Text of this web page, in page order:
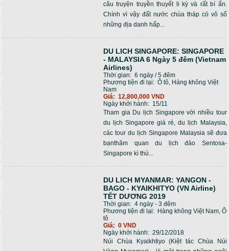
câu truyện truyền thuyết li kỳ và rất bí ẩn.
Chính vì vậy đất nước chùa tháp có vô số
những địa danh hấp...
DU LICH SINGAPORE: SINGAPORE
- MALAYSIA 6 Ngày 5 đêm (Vietnam
Airlines)
Thời gian: 6 ngày / 5 đêm
Phương tiện đi lại: Ô tô, Hàng không Việt
Nam
Giá: 12,800,000 VND
Ngày khởi hành: 15/11
Tham gia Du lịch Singapore với nhiều tour
du lịch Singapore giá rẻ, du lịch Malaysia,
các tour du lịch Singapore Malaysia sẽ đưa
bạnthăm quan du lịch đảo Sentosa-
Singapore kì thú...
DU LICH MYANMAR: YANGON -
BAGO - KYAIKHITYO (VN Airline)
TẾT DƯƠNG 2019
Thời gian: 4 ngày - 3 đêm
Phương tiện đi lại: Hàng không Việt Nam, Ô
tô
Giá: 0 VND
Ngày khởi hành: 29/12/2018
Núi Chùa Kyaikhtiyo (Kiệt tác Chùa Núi